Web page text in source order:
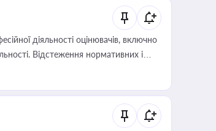
діяльності оцінювачів, включно
Відстеження нормативних і
під час оподаткування,
оціночної діяльності